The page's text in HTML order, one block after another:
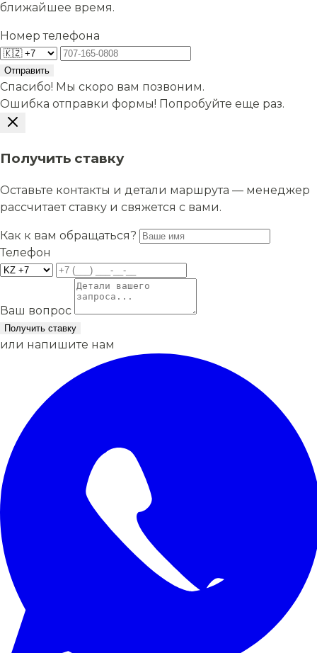
ближайшее время.
Номер телефона
Отправить
Спасибо! Мы скоро вам позвоним.
Ошибка отправки формы! Попробуйте еще раз.
Получить ставку
Оставьте контакты и детали маршрута — менеджер
рассчитает ставку и свяжется с вами.
Как к вам обращаться?
Телефон
Ваш вопрос
Получить ставку
или напишите нам